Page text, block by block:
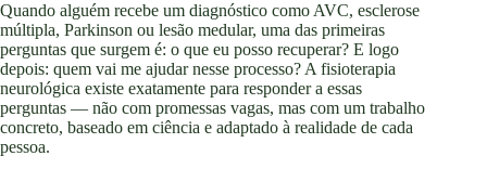
Quando alguém recebe um diagnóstico como AVC, esclerose
múltipla, Parkinson ou lesão medular, uma das primeiras
perguntas que surgem é: o que eu posso recuperar? E logo
depois: quem vai me ajudar nesse processo? A fisioterapia
neurológica existe exatamente para responder a essas
perguntas — não com promessas vagas, mas com um trabalho
concreto, baseado em ciência e adaptado à realidade de cada
pessoa.